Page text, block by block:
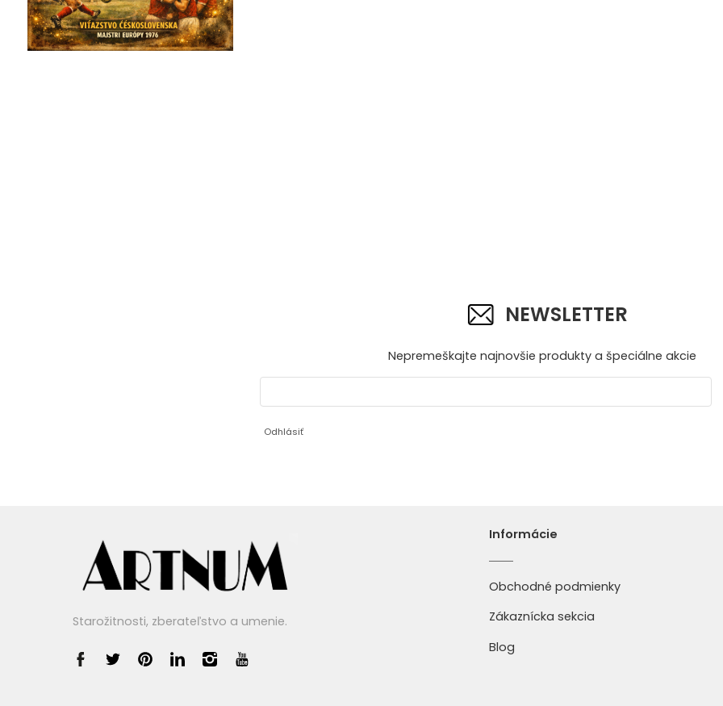
NEWSLETTER
Nepremeškajte najnovšie produkty a špeciálne akcie
Odhlásiť
Starožitnosti, zberateľstvo a umenie.
Informácie
Obchodné podmienky
Zákaznícka sekcia
Blog